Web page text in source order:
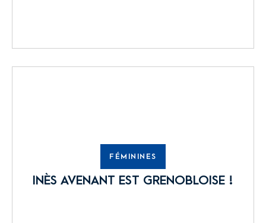
FÉMININES
INÈS AVENANT EST GRENOBLOISE !